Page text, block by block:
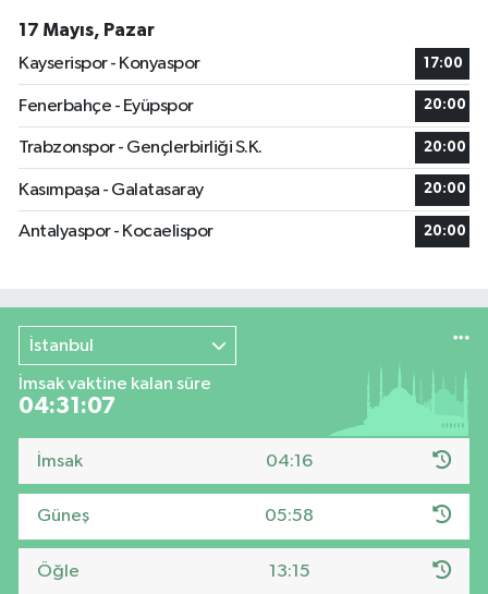
17 Mayıs, Pazar
Kayserispor - Konyaspor
17:00
Fenerbahçe - Eyüpspor 20:00
Trabzonspor - Gençlerbirliği S.K. 20:00
Kasımpaşa - Galatasaray 20:00
Antalyaspor - Kocaelispor 20:00
İstanbul
İmsak vaktine kalan süre
04:31:07
İmsak 04:16
Güneş 05:58
Öğle 13:15